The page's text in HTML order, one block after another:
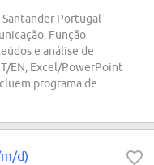
Portugal
Função
e análise de
EN, Excel/PowerPoint
programa de
d)